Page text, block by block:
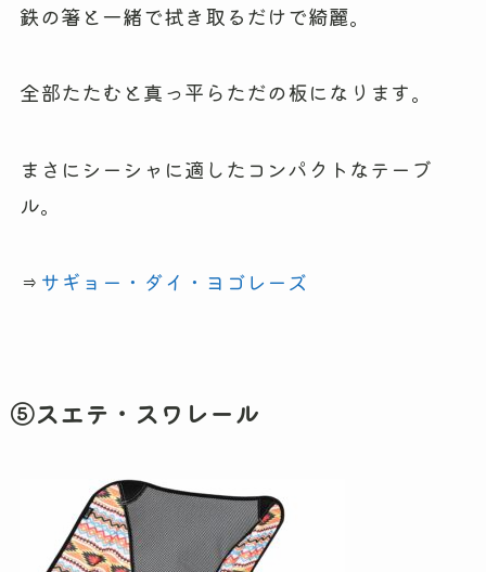
鉄の箸と一緒で拭き取るだけで綺麗。
全部たたむと真っ平らただの板になります。
まさにシーシャに適したコンパクトなテーブ
ル。
⇒ サギョー・ダイ・ヨゴレーズ
⑤スエテ・スワレール